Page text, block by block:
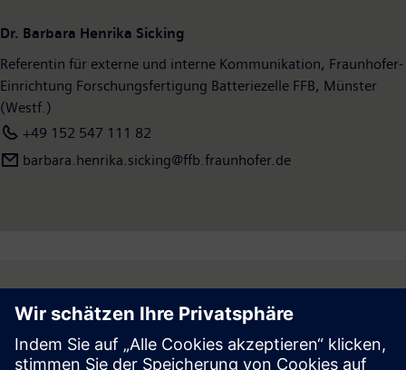
Dr. Barbara Henrika Sicking
Referentin für externe und interne Kommunikation, Fraunhofer-
Einrichtung Forschungsfertigung Batteriezelle FFB, Münster
(Westf.)
+49 152 547 111 82
barbara.henrika.sicking@ffb.fraunhofer.de
Follow